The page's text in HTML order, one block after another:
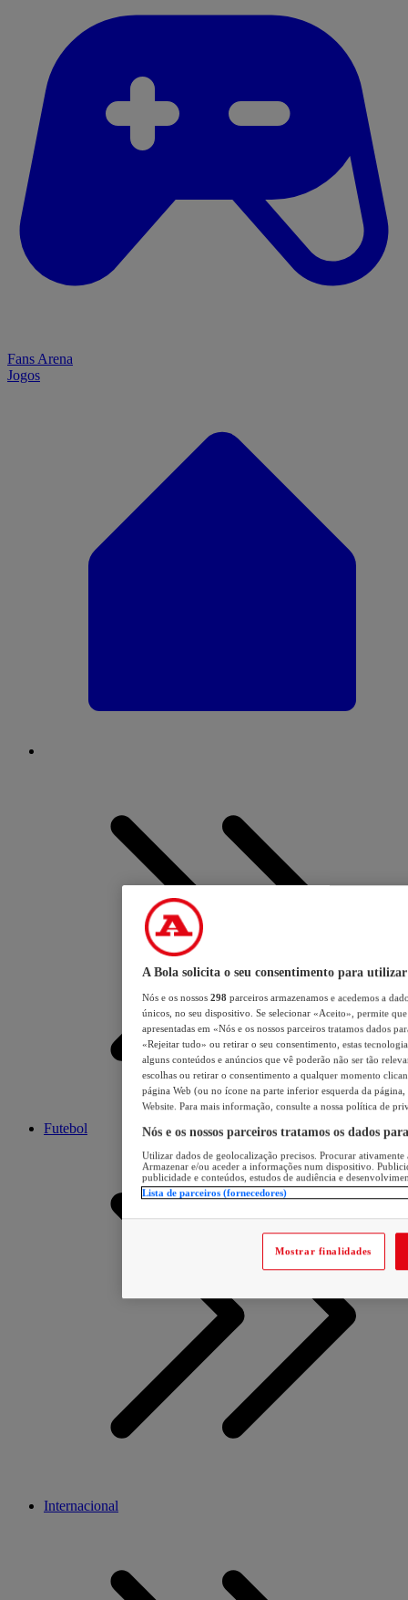
Fans Arena
Jogos
Futebol
Internacional
A Bola solicita o seu consentimento para utilizar
Nós e os nossos 298 parceiros armazenamos e acedemos a
únicos, no seu dispositivo. Se selecionar «Aceito», permite
apresentadas em «Nós e os nossos parceiros tratamos dados
«Rejeitar tudo» ou retirar o seu consentimento, estas
alguns conteúdos e anúncios que vê poderão não ser tão
escolhas ou retirar o consentimento a qualquer momento
página Web (ou no ícone na parte inferior esquerda da página,
Website. Para mais informação, consulte a nossa política de
Nós e os nossos parceiros tratamos os dados
Utilizar dados de geolocalização precisos. Procurar
Armazenar e/ou aceder a informações num dispositivo.
publicidade e conteúdos, estudos de audiência e
Lista de parceiros (fornecedores)
Mostrar finalidades